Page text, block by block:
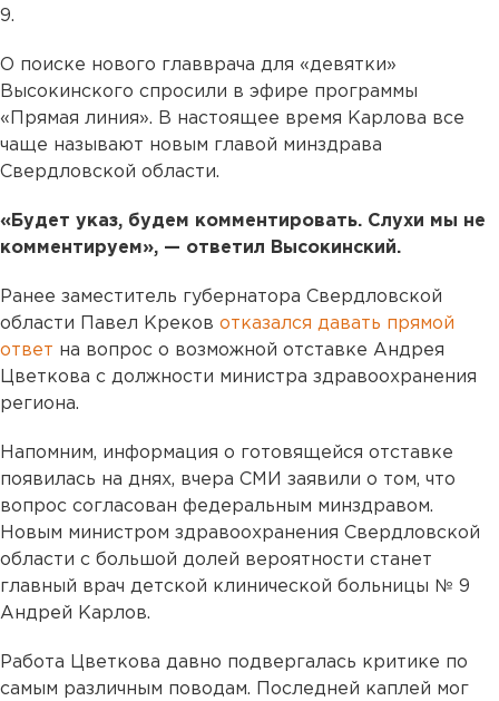
9.
О поиске нового главврача для «девятки»
Высокинского спросили в эфире программы
«Прямая линия». В настоящее время Карлова все
чаще называют новым главой минздрава
Свердловской области.
«Будет указ, будем комментировать. Слухи мы не
комментируем», — ответил Высокинский.
Ранее заместитель губернатора Свердловской
области Павел Креков отказался давать прямой
ответ на вопрос о возможной отставке Андрея
Цветкова с должности министра здравоохранения
региона.
Напомним, информация о готовящейся отставке
появилась на днях, вчера СМИ заявили о том, что
вопрос согласован федеральным минздравом.
Новым министром здравоохранения Свердловской
области с большой долей вероятности станет
главный врач детской клинической больницы № 9
Андрей Карлов.
Работа Цветкова давно подвергалась критике по
самым различным поводам. Последней каплей мог